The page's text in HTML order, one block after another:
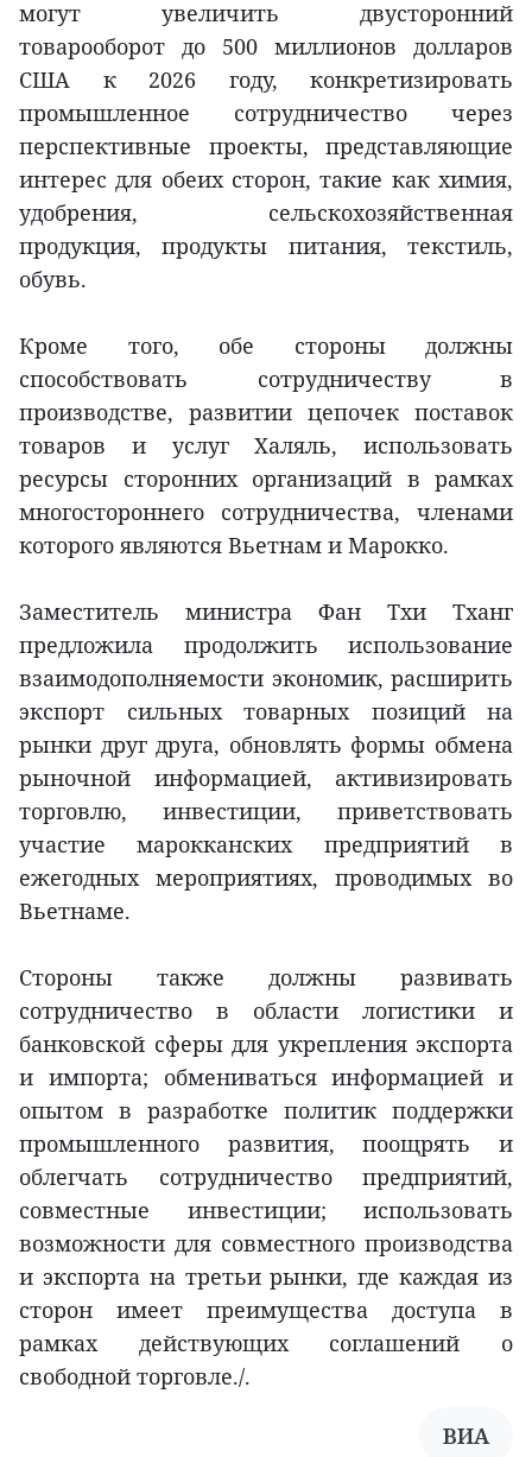
могут увеличить двусторонний
товарооборот до 500 миллионов долларов
США к 2026 году, конкретизировать
промышленное сотрудничество через
перспективные проекты, представляющие
интерес для обеих сторон, такие как химия,
удобрения, сельскохозяйственная
продукция, продукты питания, текстиль,
обувь.
Кроме того, обе стороны должны
способствовать сотрудничеству в
производстве, развитии цепочек поставок
товаров и услуг Халяль, использовать
ресурсы сторонних организаций в рамках
многостороннего сотрудничества, членами
которого являются Вьетнам и Марокко.
Заместитель министра Фан Тхи Тханг
предложила продолжить использование
взаимодополняемости экономик, расширить
экспорт сильных товарных позиций на
рынки друг друга, обновлять формы обмена
рыночной информацией, активизировать
торговлю, инвестиции, приветствовать
участие марокканских предприятий в
ежегодных мероприятиях, проводимых во
Вьетнаме.
Стороны также должны развивать
сотрудничество в области логистики и
банковской сферы для укрепления экспорта
и импорта; обмениваться информацией и
опытом в разработке политик поддержки
промышленного развития, поощрять и
облегчать сотрудничество предприятий,
совместные инвестиции; использовать
возможности для совместного производства
и экспорта на третьи рынки, где каждая из
сторон имеет преимущества доступа в
рамках действующих соглашений о
свободной торговле./.
ВИА